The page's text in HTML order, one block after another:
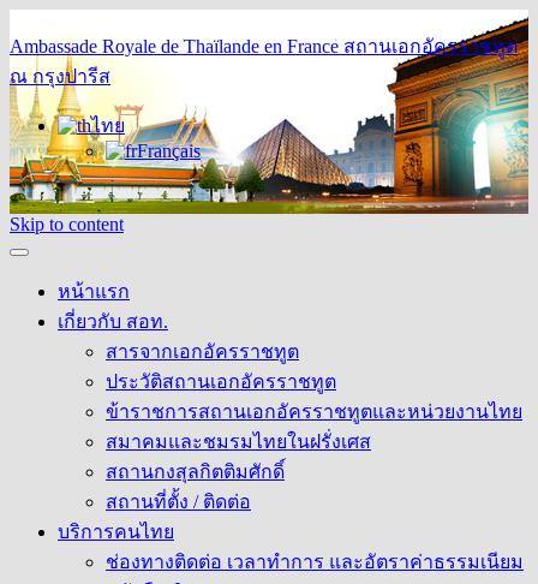
Ambassade Royale de Thaïlande en France สถานเอกอัครราชทูต
ณ กรุงปารีส
ไทย
Français
Skip to content
หน้าแรก
เกี่ยวกับ สอท.
สารจากเอกอัครราชทูต
ประวัติสถานเอกอัครราชทูต
ข้าราชการสถานเอกอัครราชทูตและหน่วยงานไทย
สมาคมและชมรมไทยในฝรั่งเศส
สถานกงสุลกิตติมศักดิ์
สถานที่ตั้ง / ติดต่อ
บริการคนไทย
ช่องทางติดต่อ เวลาทำการ และอัตราค่าธรรมเนียม